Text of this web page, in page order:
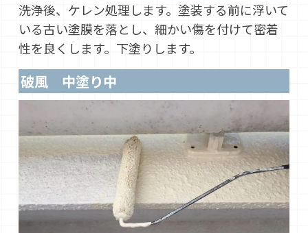
洗浄後、ケレン処理します。塗装する前に浮いて
いる古い塗膜を落とし、細かい傷を付けて密着
性を良くします。下塗りします。
破風 中塗り中